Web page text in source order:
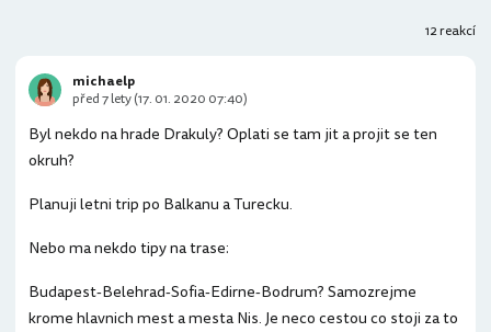
12 reakcí
Byl nekdo na hrade Drakuly? Oplati se tam jit a projit se ten
okruh?
Planuji letni trip po Balkanu a Turecku.
Nebo ma nekdo tipy na trase:
Budapest-Belehrad-Sofia-Edirne-Bodrum? Samozrejme
krome hlavnich mest a mesta Nis. Je neco cestou co stoji za to
michaelp
před 7 lety (17. 01. 2020 07:40)